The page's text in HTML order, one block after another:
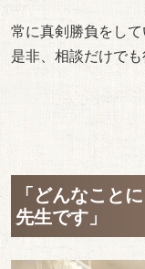
常に真剣勝負をして
是非、相談だけで
「どんなこと
先生です」